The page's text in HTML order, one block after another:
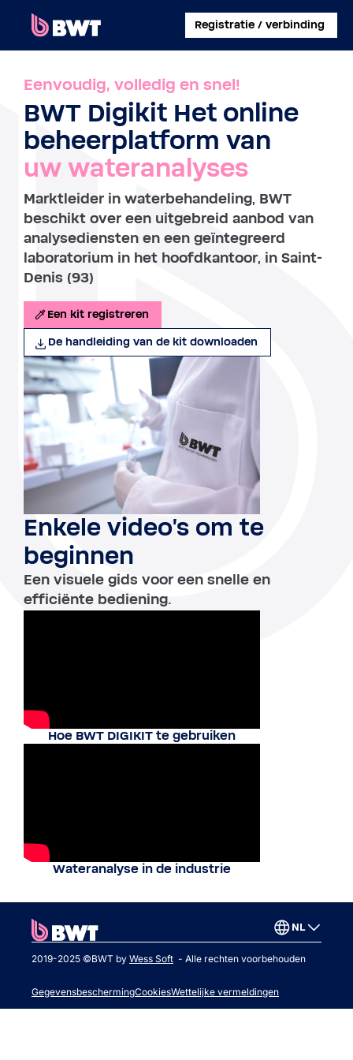
Registratie / verbinding
INLOGGEN
EEN KLANTACCOUNT AANMAKEN
EEN KIT ZONDER ACCOUNT REGISTREREN
OVER BWT
CONTACT
Eenvoudig, volledig en snel!
BWT Digikit Het online
beheerplatform van
uw wateranalyses
Marktleider in waterbehandeling, BWT
beschikt over een uitgebreid aanbod van
analysediensten en een geïntegreerd
laboratorium in het hoofdkantoor, in Saint-
Denis (93)
Een kit registreren
De handleiding van de kit downloaden
Enkele video's om te
beginnen
Een visuele gids voor een snelle en
efficiënte bediening.
Hoe BWT DIGIKIT te gebruiken
Wateranalyse in de industrie
NL
2019-2025 ©BWT by Wess Soft - Alle rechten voorbehouden
GegevensbeschermingCookiesWettelijke vermeldingen